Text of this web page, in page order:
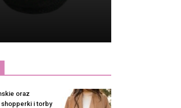
oraz
i torby